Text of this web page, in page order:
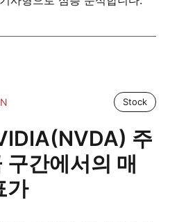
Stock
주
간에서의 매
가